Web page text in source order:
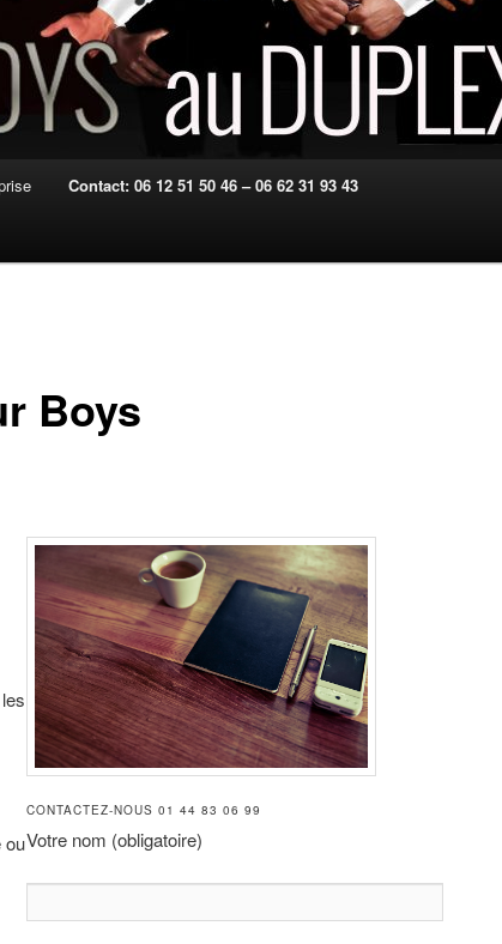
Contact: 06 12 51 50 46 – 06 62 31 93 43
Boys
ou
CONTACTEZ-NOUS 01 44 83 06 99
Votre nom (obligatoire)